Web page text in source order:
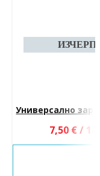
Универсално
7,50 € /